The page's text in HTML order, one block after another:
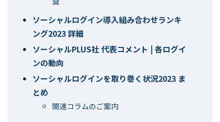
ソーシャルログイン導入組み合わせランキ
ング2023 詳細
ソーシャルPLUS社 代表コメント | 各ログイ
ンの動向
ソーシャルログインを取り巻く状況2023 ま
とめ
関連コラムのご案内